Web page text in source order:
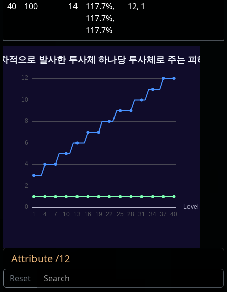
40 100 14
117.7%,
117.7%,
117.7%
12, 1
Attribute /12